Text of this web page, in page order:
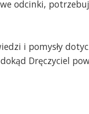
odcinki,
i pomysły
Dręczyciel